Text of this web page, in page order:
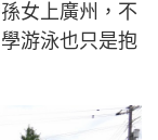
女上廣州，不
游泳也只是抱